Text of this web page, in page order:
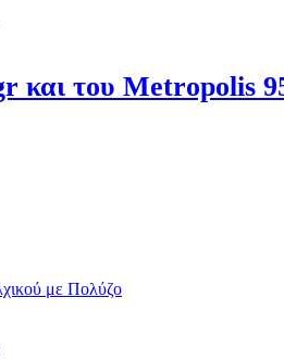
και του Metropolis
με Πολύζο